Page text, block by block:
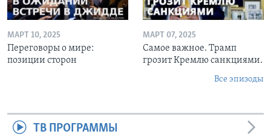
МАРТ 10, 2025
Переговоры о мире:
позиции сторон
МАРТ 07, 2025
Самое важное. Трамп
грозит Кремлю санкциями.
Все эпизоды
ТВ ПРОГРАММЫ